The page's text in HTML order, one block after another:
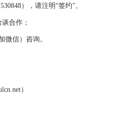
），请注明“签约”。
合作；
信）咨询。
）